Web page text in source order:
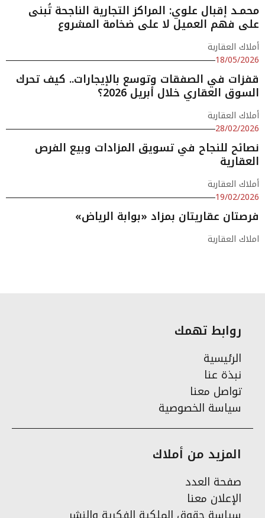
محمـد إقبال علوي: المراكز التجارية الناجحة تُبنى
على فهم العميل لا على ضخامة المشروع
أملاك العقارية
18/05/2026
قفزات في الصفقات وتوسع بالإيجارات.. كيف تحرك
السوق العقاري خلال أبريل 2026؟
أملاك العقارية
28/02/2026
نصائح للنجاح في تسويق المزادات وبيع الفرص
العقارية
أملاك العقارية
19/02/2026
فرصتان عقاريتان بمزاد «بوابة الرياض»
املاك العقارية
روابط تهمك
الرئيسية
نبذة عنا
تواصل معنا
سياسة الخصوصية
المزيد من أملاك
صفحة العدد
الإعلان معنا